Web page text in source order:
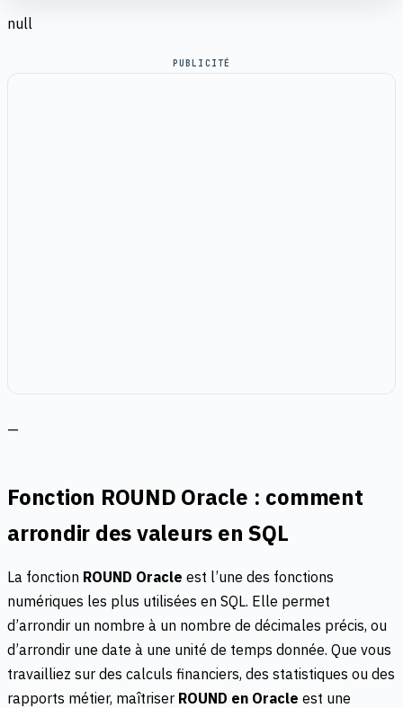
null
PUBLICITÉ
—
Fonction ROUND Oracle : comment
arrondir des valeurs en SQL
La fonction ROUND Oracle est l’une des fonctions
numériques les plus utilisées en SQL. Elle permet
d’arrondir un nombre à un nombre de décimales précis, ou
d’arrondir une date à une unité de temps donnée. Que vous
travailliez sur des calculs financiers, des statistiques ou des
rapports métier, maîtriser ROUND en Oracle est une